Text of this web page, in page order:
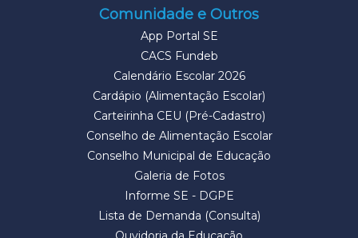
Comunidade e Outros
App Portal SE
CACS Fundeb
Calendário Escolar 2026
Cardápio (Alimentação Escolar)
Carteirinha CEU (Pré-Cadastro)
Conselho de Alimentação Escolar
Conselho Municipal de Educação
Galeria de Fotos
Informe SE - DGPE
Lista de Demanda (Consulta)